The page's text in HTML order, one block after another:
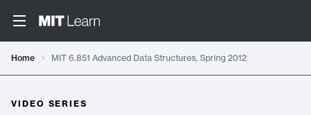
Home MIT 6.851 Advanced Data Structures, Spring 2012
VIDEO SERIES